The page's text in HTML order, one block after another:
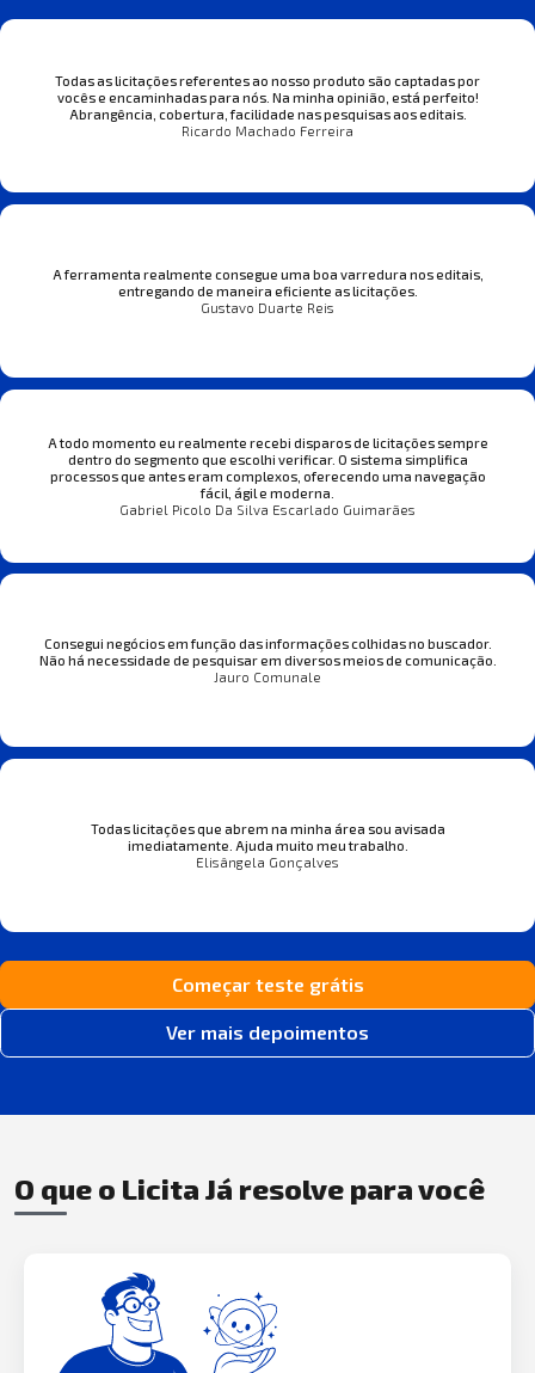
Todas as licitações referentes ao nosso produto são captadas por
vocês e encaminhadas para nós. Na minha opinião, está perfeito!
Abrangência, cobertura, facilidade nas pesquisas aos editais.
Ricardo Machado Ferreira
A ferramenta realmente consegue uma boa varredura nos editais,
entregando de maneira eficiente as licitações.
Gustavo Duarte Reis
A todo momento eu realmente recebi disparos de licitações sempre
dentro do segmento que escolhi verificar. O sistema simplifica
processos que antes eram complexos, oferecendo uma navegação
fácil, ágil e moderna.
Gabriel Picolo Da Silva Escarlado Guimarães
Consegui negócios em função das informações colhidas no buscador.
Não há necessidade de pesquisar em diversos meios de comunicação.
Jauro Comunale
Todas licitações que abrem na minha área sou avisada
imediatamente. Ajuda muito meu trabalho.
Elisângela Gonçalves
Começar teste grátis
Ver mais depoimentos
O que o Licita Já resolve para você